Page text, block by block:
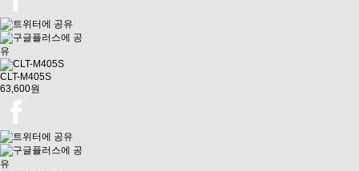
CLT-M405S
63,600원